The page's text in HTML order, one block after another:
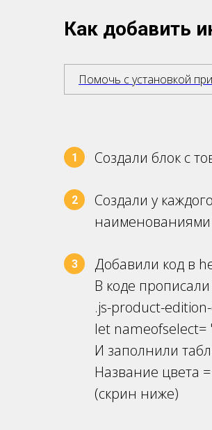
Как добавить
Помочь с установкой
1 Создали блок с
2
Создали у
3
Добавили код в
В коде
.js-product-
let nameofselect=
И заполнили
Название цвета
(скрин ниже)